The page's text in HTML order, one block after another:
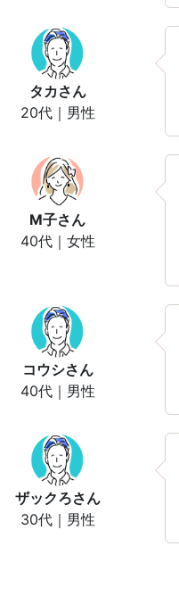
タカ さん
20代｜男性
M子さん
40代｜女性
コウシさん
40代｜男性
ザックろさん
30代｜男性